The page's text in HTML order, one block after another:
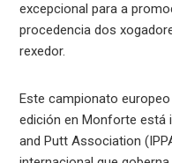
excepcional para a
procedencia dos
rexedor.
Este campionato
edición en Monforte está
and Putt Association